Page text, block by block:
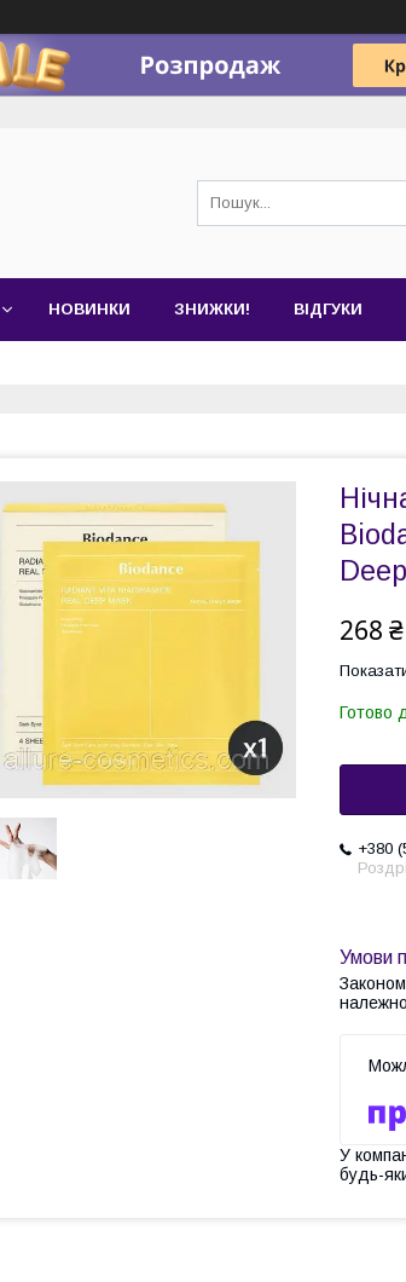
НОВИНКИ ЗНИЖКИ! ВІДГУКИ
268 ₴
Готово
+380
У
будь-